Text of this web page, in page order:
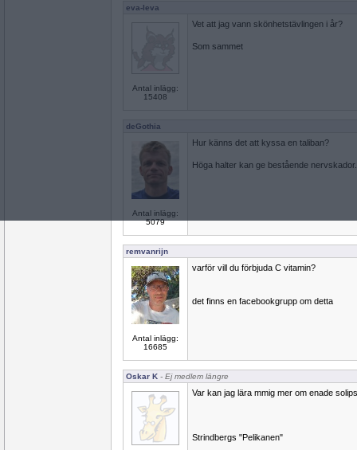
eva-leva
Antal inlägg:
15408
Vet att jag vann skönhetstävlingen i år?
Som sammet
deGothia
Antal inlägg:
5079
Hur känns det att kyssa en taliban?
Höga halter kan ge bestående nervskador.
remvanrijn
Antal inlägg:
16685
varför vill du förbjuda C vitamin?
det finns en facebookgrupp om detta
Oskar K - Ej medlem längre
Var kan jag lära mmig mer om enade
Strindbergs "Pelikanen"